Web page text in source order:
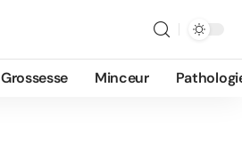
Grossesse Minceur